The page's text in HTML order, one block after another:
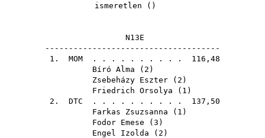
ismeretlen ()
N13E
-------------------------------------
1. MOM . . . . . . . . . . 116,48
Bíró Alma ( 2 )
Zsebeházy Eszter ( 2 )
Friedrich Orsolya ( 1 )
2. DTC . . . . . . . . . . 137,50
Farkas Zsuzsanna ( 1 )
Fodor Emese ( 3 )
Engel Izolda ( 2 )